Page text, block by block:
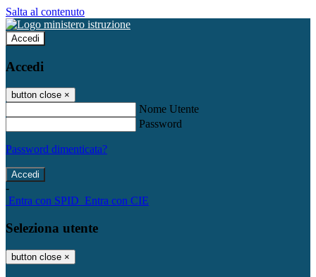
Salta al contenuto
Accedi
Accedi
button close ×
Nome Utente
Password
Password dimenticata?
-
Entra con SPID Entra con CIE
Seleziona utente
button close ×